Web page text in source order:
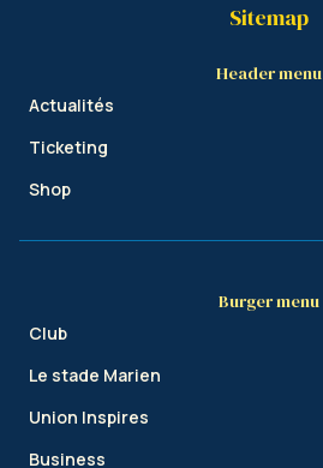
Sitemap
Header menu
Actualités
Ticketing
Shop
Burger menu
Club
Le stade Marien
Union Inspires
Business